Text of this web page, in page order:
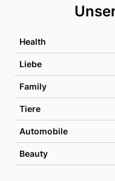
Health
Liebe
Family
Tiere
Automobile
Beauty